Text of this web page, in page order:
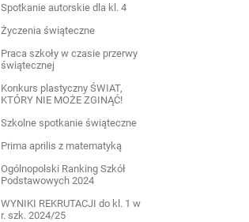
Spotkanie autorskie dla kl. 4
Życzenia świąteczne
Praca szkoły w czasie przerwy
świątecznej
Konkurs plastyczny ŚWIAT,
KTÓRY NIE MOŻE ZGINĄĆ!
Szkolne spotkanie świąteczne
Prima aprilis z matematyką
Ogólnopolski Ranking Szkół
Podstawowych 2024
WYNIKI REKRUTACJI do kl. 1 w
r. szk. 2024/25